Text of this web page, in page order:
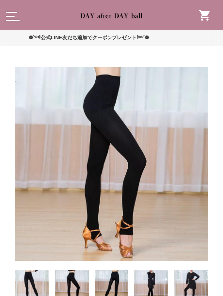
❁༺公式LINE友だち追加でクーポンプレゼント༻❁